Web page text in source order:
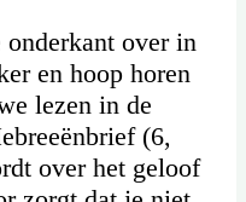
over in
en hoop horen
lezen in de
(6,
over het geloof